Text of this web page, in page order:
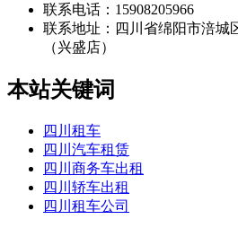
联系电话：15908205966
联系地址： 四川省绵阳市涪城
（兴盛店）
本站关键词
四川租车
四川汽车租赁
四川商务车出租
四川轿车出租
四川租车公司